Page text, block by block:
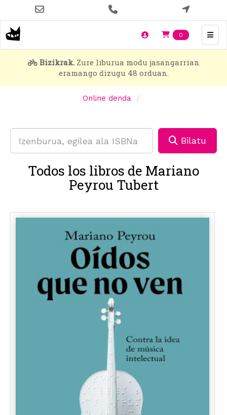
main
content
0 Items en
Bizikrak.Zure liburua modu jasangarrian
eramango dizugu 48 orduan.
Online denda
Bilatu
Todos los libros de Mariano
Peyrou Tubert